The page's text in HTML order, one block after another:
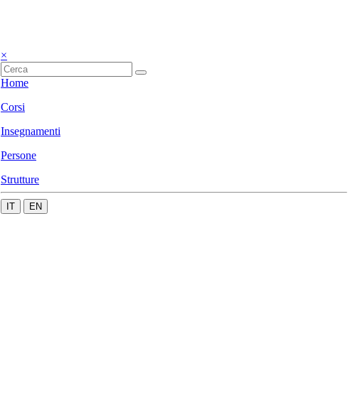
×
Home
Corsi
Insegnamenti
Persone
Strutture
IT EN